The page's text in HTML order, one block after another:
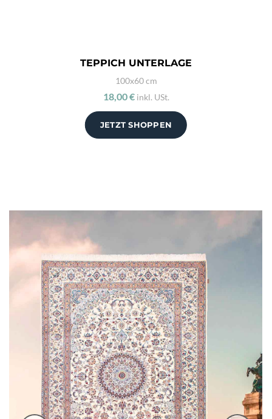
JETZT SHOPPEN
TEPPICH UNTERLAGE
100x60 cm
18,00 € inkl. USt.